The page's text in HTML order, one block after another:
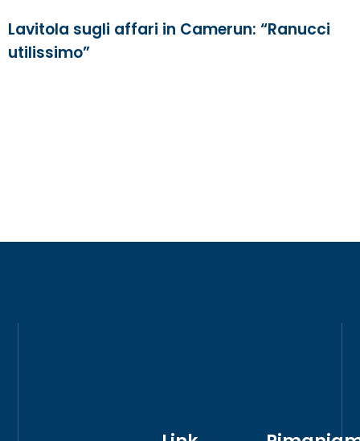
Lavitola sugli affari in Camerun: “Ranucci
utilissimo”